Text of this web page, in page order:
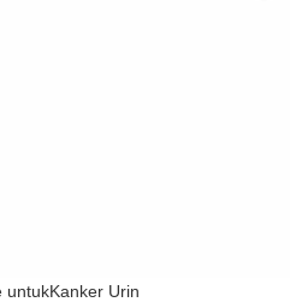
untukKanker Urin